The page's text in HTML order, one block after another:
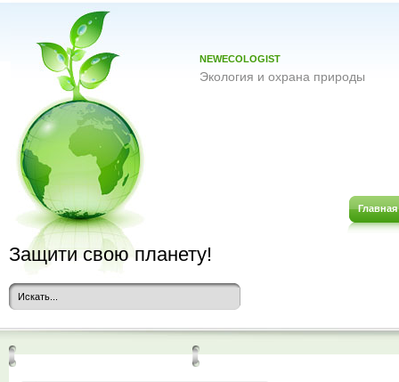
NEWECOLOGIST
Экология и охрана природы
Главная
Защити свою планету!